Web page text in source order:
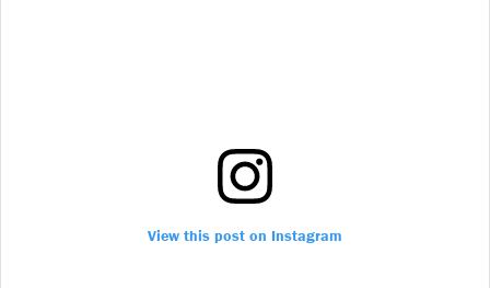
View this post on Instagram